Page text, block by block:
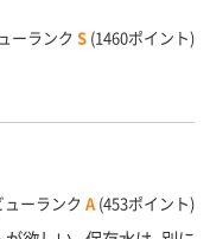
ーランク S (1460ポイント)
ューランク A (453ポイント)